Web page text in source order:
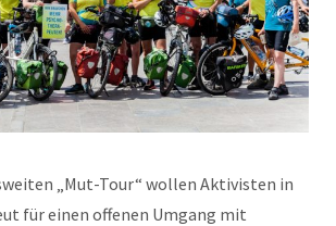
„Mut-Tour“ wollen Aktivisten in
für einen offenen Umgang mit